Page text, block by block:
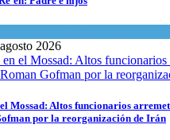
2026
Mossad: Altos funcionarios
por la reorganización de Irán